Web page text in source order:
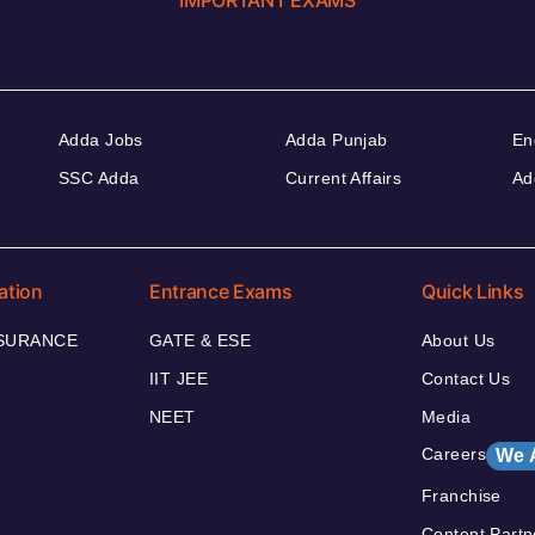
Adda Jobs
SSC Adda
Adda Punjab
Current Affairs
Entrance Exams
GATE & ESE
IIT JEE
NEET
Quick Links
About Us
Contact Us
Media
Careers We
Franchise